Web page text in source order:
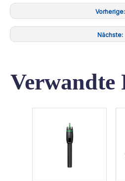
Vorherige:
Nächste:
Verwandte